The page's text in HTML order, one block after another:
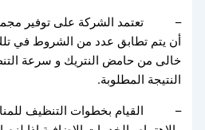
– تعتمد الشركة على توفير
أن يتم تطابق عدد من الشروط في
خالى من حامض النتريك و سرعة
النتيجة المطلوبة.
– القيام بخطوات التنظيف